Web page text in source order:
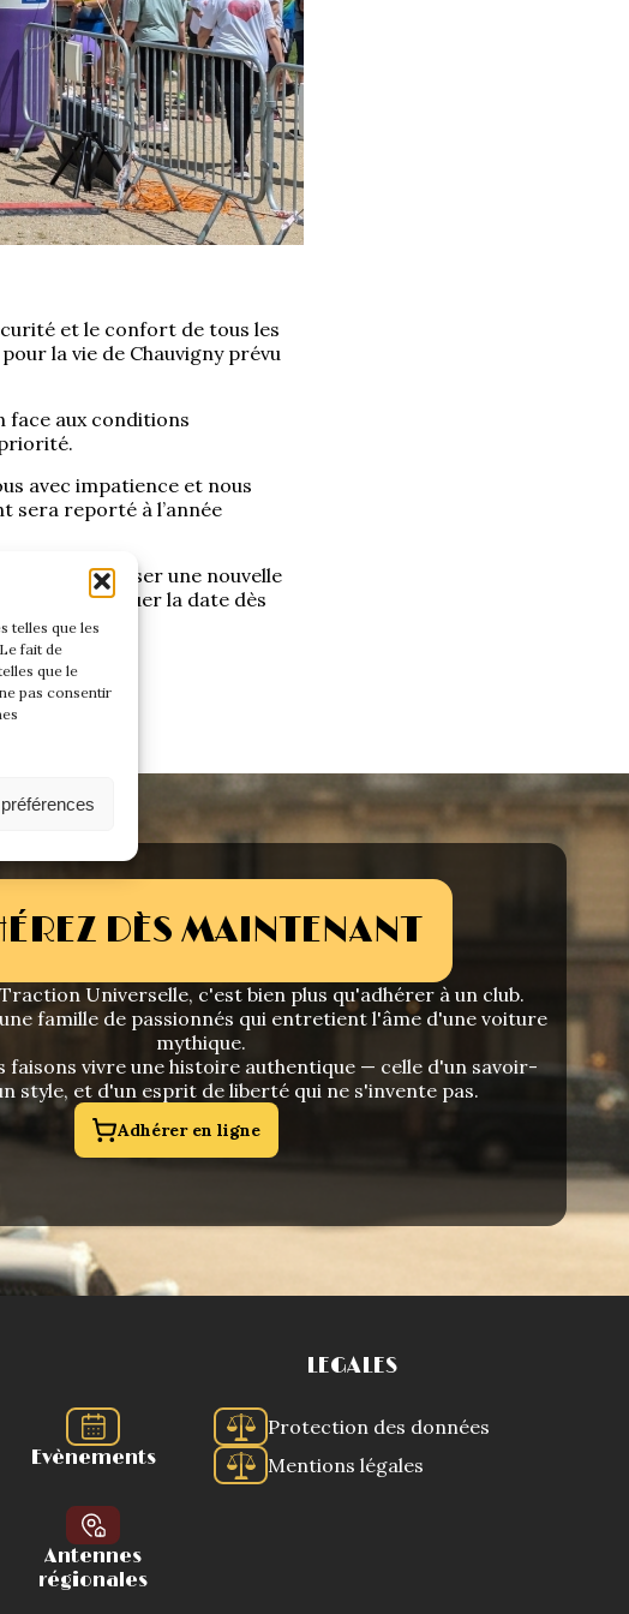
telles que les
fait de
que le
pas consentir
et le confort de tous les
la vie de Chauvigny prévu
face aux conditions
avec impatience et nous
sera reporté à l’année
vous proposer une nouvelle
communiquer la date dès
DÈS MAINTENANT
Universelle, c'est bien plus qu'adhérer à un club.
famille de passionnés qui entretient l'âme d'une voiture
mythique.
faisons vivre une histoire authentique — celle d'un savoir-
style, et d'un esprit de liberté qui ne s'invente pas.
Adhérer en ligne
Evènements
Antennes
régionales
LEGALES
Protection des données
Mentions légales